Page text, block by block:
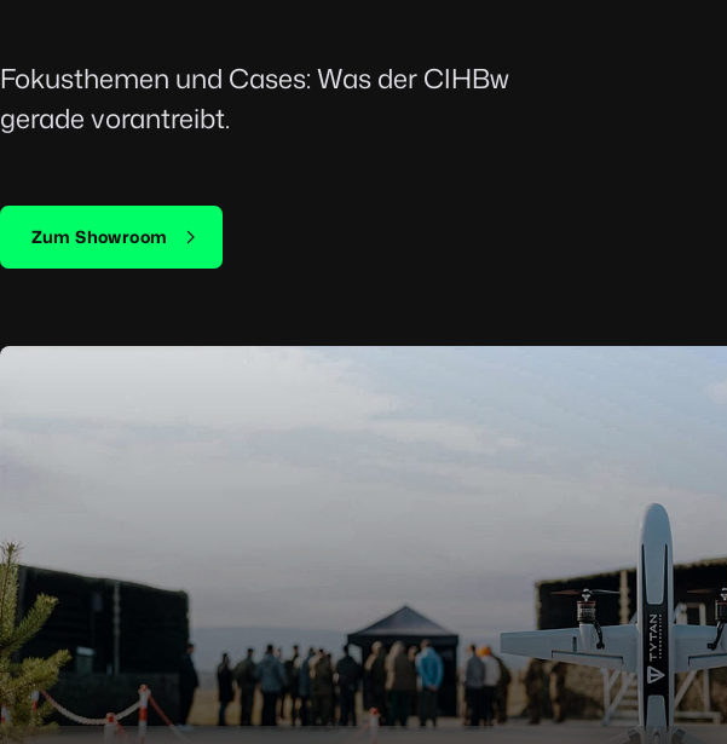
Fokusthemen und Cases: Was der CIHBw
gerade vorantreibt.
Zum Showroom